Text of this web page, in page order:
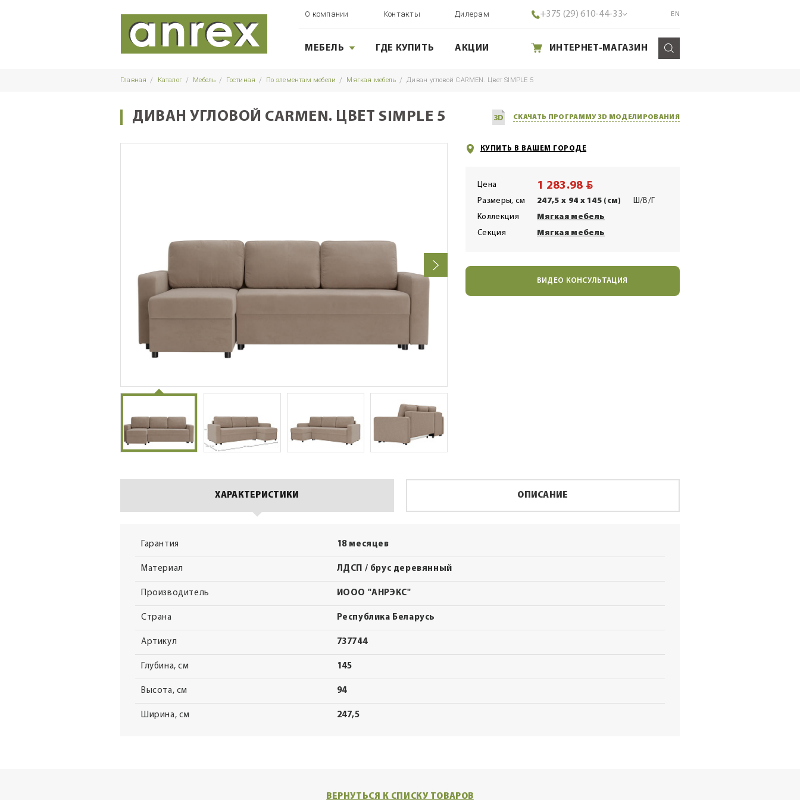
О компании Контакты Дилерам +375 (29) 610-44-33 EN
МЕБЕЛЬ ГДЕ КУПИТЬ АКЦИИ ИНТЕРНЕТ-МАГАЗИН
Главная Каталог Мебель Гостиная По элементам мебели Мягкая мебель Диван угловой CARMEN. Цвет SIMPLE 5
ДИВАН УГЛОВОЙ CARMEN. ЦВЕТ SIMPLE 5 СКАЧАТЬ ПРОГРАММУ 3D МОДЕЛИРОВАНИЯ
КУПИТЬ В ВАШЕМ ГОРОДЕ
Цена 1 283.98 BYN
Размеры, см 247,5 x 94 x 145 (см)
Ш/В/Г
Коллекция
Мягкая мебель
Секция
Мягкая мебель
ВИДЕО КОНСУЛЬТАЦИЯ
ХАРАКТЕРИСТИКИ ОПИСАНИЕ
Гарантия 18 месяцев
Материал ЛДСП / брус деревянный
Производитель ИООО "АНРЭКС"
Страна Республика Беларусь
Артикул 737744
Глубина, см 145
Высота, см 94
Ширина, см 247,5
ВЕРНУТЬСЯ К СПИСКУ ТОВАРОВ